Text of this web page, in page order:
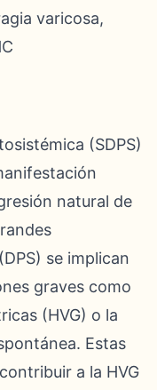
varicosa,
(SDPS)
natural de
se implican
graves como
(HVG) o la
Estas
a la HVG